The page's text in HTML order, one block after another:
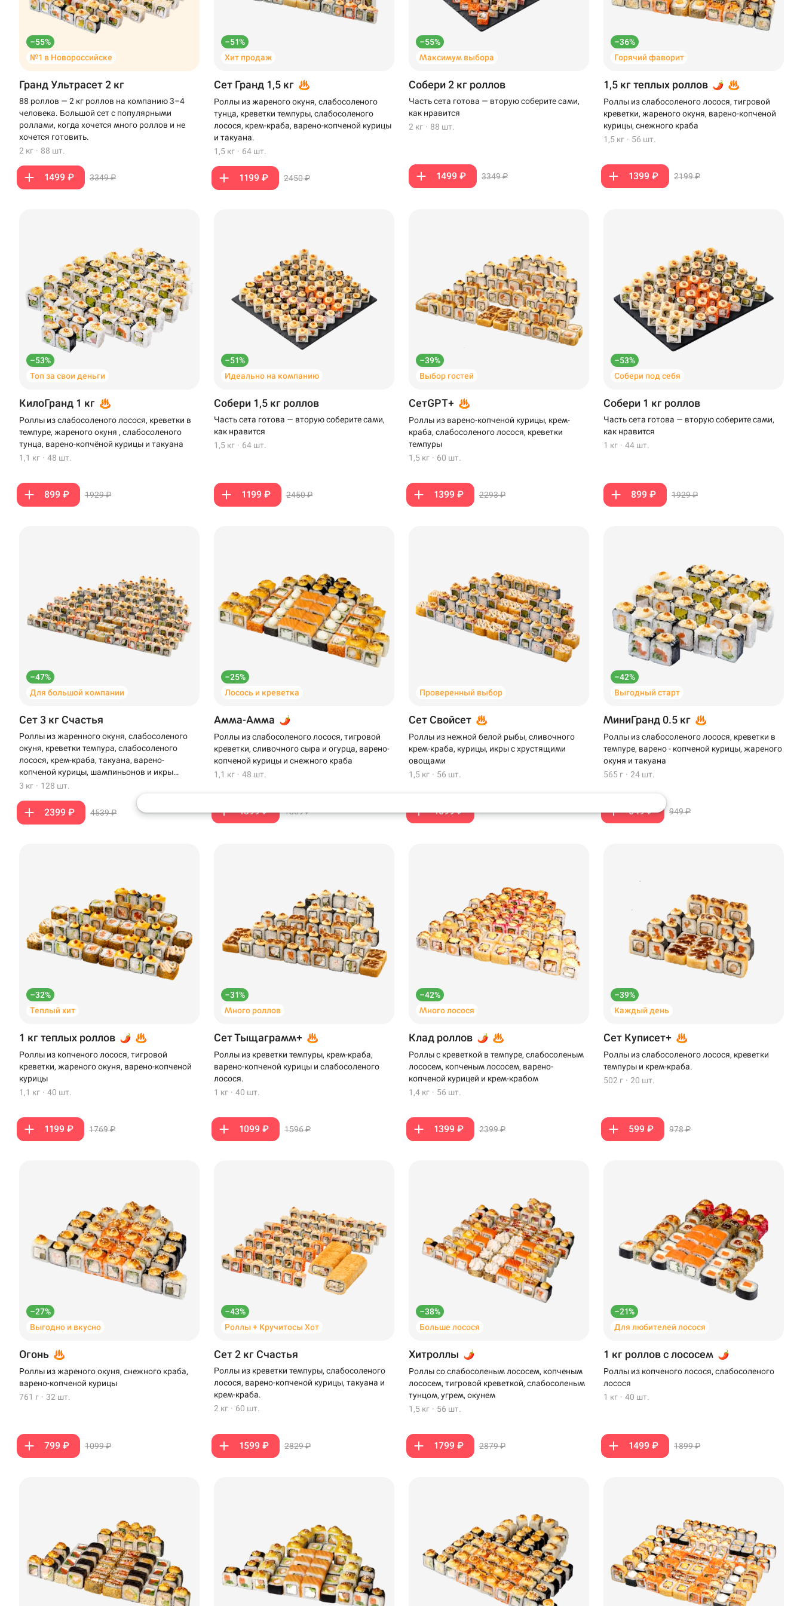
–55%
№1 в Новороссийске
Гранд Ультрасет 2 кг
88 роллов — 2 кг роллов на компанию 3–4
человека. Большой сет с популярными
роллами, когда хочется много роллов и не
хочется готовить.
2 кг · 88 шт.
1499 ₽ 3349 ₽
–51%
Хит продаж
Сет Гранд 1,5 кг
Роллы из жареного окуня, слабосоленого
тунца, креветки темпуры, слабосоленого
лосося, крем-краба, варено-копченой курицы
и такуана.
1,5 кг · 64 шт.
1199 ₽ 2450 ₽
–55%
Максимум выбора
Собери 2 кг роллов
Часть сета готова — вторую соберите сами,
как нравится
2 кг · 88 шт.
1499 ₽ 3349 ₽
–36%
Горячий фаворит
1,5 кг теплых роллов
Роллы из слабосоленого лосося, тигровой
креветки, жареного окуня, варено-копченой
курицы, снежного краба
1,5 кг · 56 шт.
1399 ₽ 2199 ₽
–53%
Топ за свои деньги
КилоГранд 1 кг
Роллы из слабосоленого лосося, креветки в
темпуре, жареного окуня , слабосоленого
тунца, варено-копчёной курицы и такуана
1,1 кг · 48 шт.
899 ₽ 1929 ₽
–51%
Идеально на компанию
Собери 1,5 кг роллов
Часть сета готова — вторую соберите сами,
как нравится
1,5 кг · 64 шт.
1199 ₽ 2450 ₽
–39%
Выбор гостей
СетGPT+
Роллы из варено-копченой курицы, крем-
краба, слабосоленого лосося, креветки
темпуры
1,5 кг · 60 шт.
1399 ₽ 2293 ₽
–53%
Собери под себя
Собери 1 кг роллов
Часть сета готова — вторую соберите сами,
как нравится
1 кг · 44 шт.
899 ₽ 1929 ₽
–47%
Для большой компании
Сет 3 кг Счастья
Роллы из жаренного окуня, слабосоленого
окуня, креветки темпура, слабосоленого
лосося, крем-краба, такуана, варено-
копченой курицы, шампиньонов и икры
масаго
3 кг · 128 шт.
2399 ₽ 4539 ₽
–25%
Лосось и креветка
Амма-Амма
Роллы из слабосоленого лосося, тигровой
креветки, сливочного сыра и огурца, варено-
копченой курицы и снежного краба
1,1 кг · 48 шт.
1399 ₽ 1869 ₽
Проверенный выбор
Сет Свойсет
Роллы из нежной белой рыбы, сливочного
крем-краба, курицы, икры с хрустящими
овощами
1,5 кг · 56 шт.
1099 ₽
–42%
Выгодный старт
МиниГранд 0.5 кг
Роллы из слабосоленого лосося, креветки в
темпуре, варено - копченой курицы, жареного
окуня и такуана
565 г · 24 шт.
549 ₽ 949 ₽
–32%
Теплый хит
1 кг теплых роллов
Роллы из копченого лосося, тигровой
креветки, жареного окуня, варено-копченой
курицы
1,1 кг · 40 шт.
1199 ₽ 1769 ₽
–31%
Много роллов
Сет Тыщаграмм+
Роллы из креветки темпуры, крем-краба,
варено-копченой курицы и слабосоленого
лосося.
1 кг · 40 шт.
1099 ₽ 1596 ₽
–42%
Много лосося
Клад роллов
Роллы с креветкой в темпуре, слабосоленым
лососем, копченым лососем, варено-
копченой курицей и крем-крабом
1,4 кг · 56 шт.
1399 ₽ 2399 ₽
–39%
Каждый день
Сет Куписет+
Роллы из слабосоленого лосося, креветки
темпуры и крем-краба.
502 г · 20 шт.
599 ₽ 978 ₽
–27%
Выгодно и вкусно
Огонь
Роллы из жареного окуня, снежного краба,
варено-копченой курицы
761 г · 32 шт.
799 ₽ 1099 ₽
–43%
Роллы + Кручитосы Хот
Сет 2 кг Счастья
Роллы из креветки темпуры, слабосоленого
лосося, варено-копченой курицы, такуана и
крем-краба.
2 кг · 60 шт.
1599 ₽ 2829 ₽
–38%
Больше лосося
Хитроллы
Роллы со слабосоленым лососем, копченым
лососем, тигровой креветкой, слабосоленым
тунцом, угрем, окунем
1,5 кг · 56 шт.
1799 ₽ 2879 ₽
–21%
Для любителей лосося
1 кг роллов с лососем
Роллы из копченого лосося, слабосоленого
лосося
1 кг · 40 шт.
1499 ₽ 1899 ₽
Уренгой
Новороссийск
199 ₽ 199 ₽
Доставка Самовывоз
Анапское шоссе, 4 ·
Новороссийск